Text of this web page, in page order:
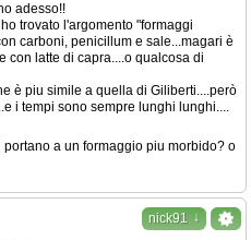
adesso!!
trovato l'argomento "formaggi
carboni, penicillum e sale...magari è
con latte di capra....o qualcosa di
è piu simile a quella di Giliberti....però
i tempi sono sempre lunghi lunghi....
a un formaggio piu morbido? o
nick91 ↓